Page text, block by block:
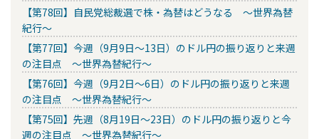
【第78回】自民党総裁選で株・為替はどうなる ～世界為替
紀行～
【第77回】今週（9月9日～13日）のドル円の振り返りと来週
の注目点 ～世界為替紀行～
【第76回】今週（9月2日～6日）のドル円の振り返りと来週
の注目点 ～世界為替紀行～
【第75回】先週（8月19日～23日）のドル円の振り返りと今
週の注目点 ～世界為替紀行～